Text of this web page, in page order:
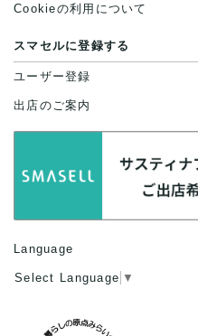
Cookieの利用について
スマセルに登録する
ユーザー登録
出店のご案内
Language
Select Language ▼